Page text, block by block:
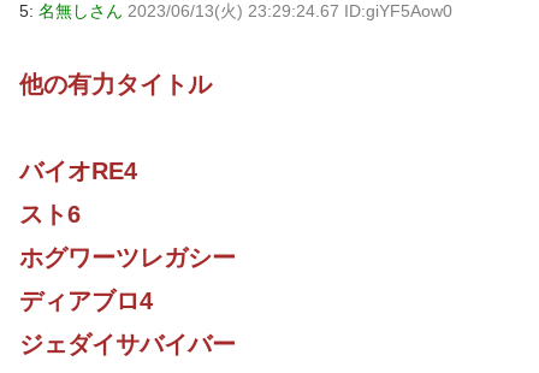
5: 名無しさん 2023/06/13(火) 23:29:24.67 ID:giYF5Aow0
他の有力タイトル
バイオRE4
スト6
ホグワーツレガシー
ディアブロ4
ジェダイサバイバー